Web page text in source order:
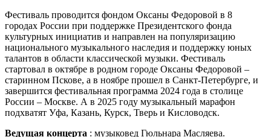
Фестиваль проводится фондом Оксаны Федоровой в 8
городах России при поддержке Президентского фонда
культурных инициатив и направлен на популяризацию
национального музыкального наследия и поддержку юных
талантов в области классической музыки. Фестиваль
стартовал в октябре в родном городе Оксаны Федоровой –
старинном Пскове, а в ноябре прошел в Санкт-Петербурге, и
завершится фестивальная программа 2024 года в столице
России – Москве. А в 2025 году музыкальный марафон
подхватят Уфа, Казань, Курск, Тверь и Кисловодск.
Ведущая концерта : музыковед Гюльнара Масляева.